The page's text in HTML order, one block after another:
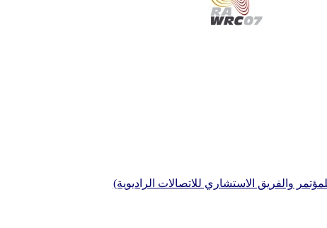
والفريق الاستشاري للاتصالات الراديوية)